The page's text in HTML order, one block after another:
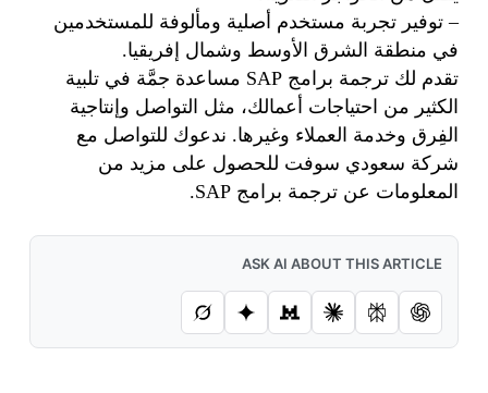
– توفير تجربة مستخدم أصلية ومألوفة للمستخدمين
في منطقة الشرق الأوسط وشمال إفريقيا.
تقدم لك ترجمة برامج SAP مساعدة جمَّة في تلبية
الكثير من احتياجات أعمالك، مثل التواصل وإنتاجية
الفِرق وخدمة العملاء وغيرها. ندعوك للتواصل مع
شركة سعودي سوفت للحصول على مزيد من
المعلومات عن ترجمة برامج SAP.
ASK AI ABOUT THIS ARTICLE